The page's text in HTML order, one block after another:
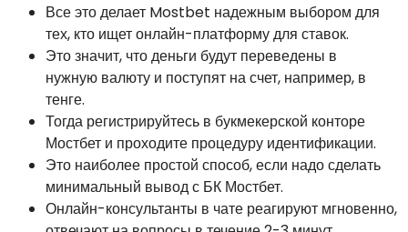
Все это делает Mostbet надежным выбором для
тех, кто ищет онлайн-платформу для ставок.
Это значит, что деньги будут переведены в
нужную валюту и поступят на счет, например, в
тенге.
Тогда регистрируйтесь в букмекерской конторе
Мостбет и проходите процедуру идентификации.
Это наиболее простой способ, если надо сделать
минимальный вывод с БК Мостбет.
Онлайн-консультанты в чате реагируют мгновенно,